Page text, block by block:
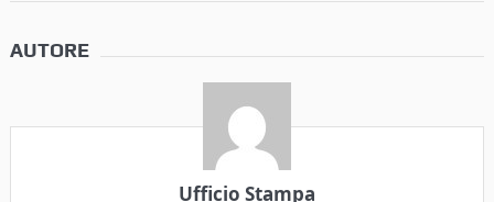
AUTORE
Ufficio Stampa